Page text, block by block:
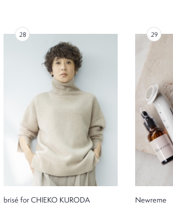
brisé for CHIEKO KURODA Newreme